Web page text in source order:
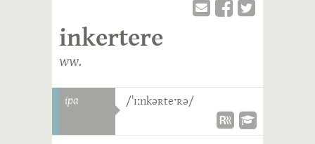
inkertere
ww.
ipa /ˈɪːnkəʀteˑʀə/